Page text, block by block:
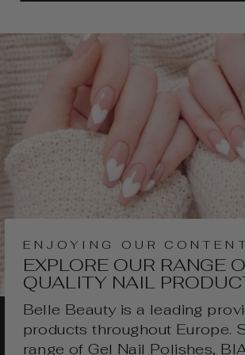
ENJOYING OUR
EXPLORE OUR RANGE
QUALITY NAIL
Belle Beauty is a leading
products throughout Europe.
range of Gel Nail Polishes,